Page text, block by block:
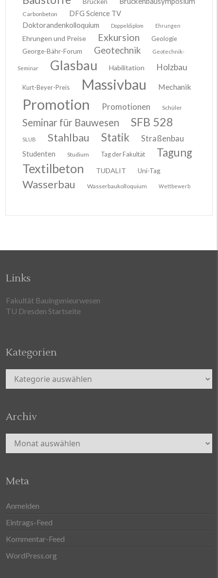
Carbonbeton
DFG Science TV
Doktorandenkolloquium
Doppeldiplom Ehrungen
Ehrungen und Preise Exkursion
Geologie
George-Bähr-Forum
Geotechnik Geotechnik-
Seminar Glasbau Habilitation Holzbau
Kurt-Beyer-Preis Massivbau Mechanik
Promotion Promotionen Schüler
Seminar für Bauwesen SFB 528
SLUB Stahlbau Statik Straßenbau
Studenten Studium Tag der Fakultät Tagung
Textilbeton TUDALIT Uni-Tag
Wasserbau Wasserbaukolloquium Wettbewerb
Links
Fakultät Bauingenieurwesen
TU Dresden Startseite
Kategorien
Kategorien
Archiv
Archiv
Meta
Anmelden
Eintrags-Feed
Kommentar-Feed
WordPress.org